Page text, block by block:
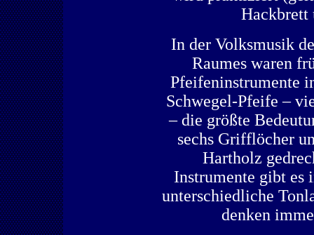
Hackbrett
In der Volksmusik
Raumes waren
Pfeifeninstrumente
Schwegel-Pfeife –
– die größte
sechs Grifflöcher
Hartholz
Instrumente gibt es
unterschiedliche
denken